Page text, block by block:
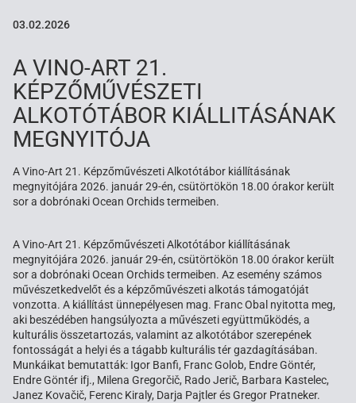
03.02.2026
A VINO-ART 21.
KÉPZŐMŰVÉSZETI
ALKOTÓTÁBOR KIÁLLITÁSÁNAK
MEGNYITÓJA
A Vino-Art 21. Képzőművészeti Alkotótábor kiállításának
megnyitójára 2026. január 29-én, csütörtökön 18.00 órakor került
sor a dobrónaki Ocean Orchids termeiben.
A Vino-Art 21. Képzőművészeti Alkotótábor kiállításának
megnyitójára 2026. január 29-én, csütörtökön 18.00 órakor került
sor a dobrónaki Ocean Orchids termeiben. Az esemény számos
művészetkedvelőt és a képzőművészeti alkotás támogatóját
vonzotta. A kiállítást ünnepélyesen mag. Franc Obal nyitotta meg,
aki beszédében hangsúlyozta a művészeti együttműködés, a
kulturális összetartozás, valamint az alkotótábor szerepének
fontosságát a helyi és a tágabb kulturális tér gazdagításában.
Munkáikat bemutatták: Igor Banfi, Franc Golob, Endre Göntér,
Endre Göntér ifj., Milena Gregorčič, Rado Jerič, Barbara Kastelec,
Janez Kovačič, Ferenc Kiraly, Darja Pajtler és Gregor Pratneker.